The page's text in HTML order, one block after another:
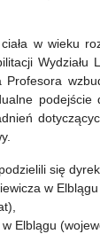
w wieku
się
w
Elblągu